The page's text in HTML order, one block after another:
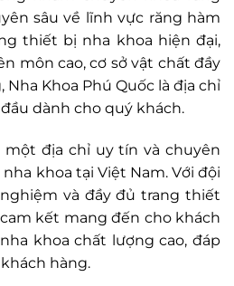
sâu về lĩnh vực răng hàm
thiết bị nha khoa hiện đại,
môn cao, cơ sở vật chất đầy
Khoa Phú Quốc là địa chỉ
dành cho quý khách.
một địa chỉ uy tín và chuyên
khoa tại Việt Nam. Với đội
và đầy đủ trang thiết
kết mang đến cho khách
khoa chất lượng cao, đáp
hàng.